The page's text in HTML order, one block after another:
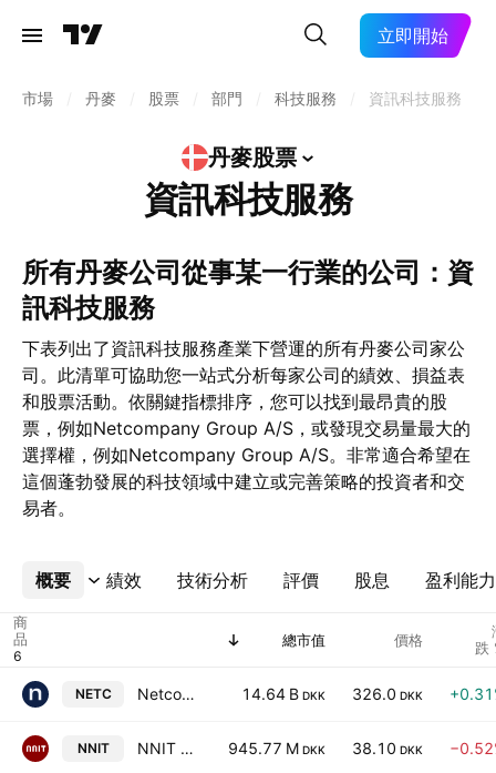
立即開始
市場 丹麥 股票 部門 科技服務 資訊科技服務
丹麥股票
資訊科技服務
所有丹麥公司從事某一行業的公司：資
訊科技服務
下表列出了資訊科技服務產業下營運的所有丹麥公司家公
司。此清單可協助您一站式分析每家公司的績效、損益表
和股票活動。依關鍵指標排序，您可以找到最昂貴的股
票，例如Netcompany Group A/S，或發現交易量最大的
選擇權，例如Netcompany Group A/S。非常適合希望在
這個蓬勃發展的科技領域中建立或完善策略的投資者和交
易者。
概要 績效 技術分析 評價 股息 盈利能力
更多
商
品
總市值 價格
跌
NETC Netcompany Group A/S 14.64 B DKK 326.0 DKK
NNIT NNIT A/S 945.77 M DKK 38.10 DKK